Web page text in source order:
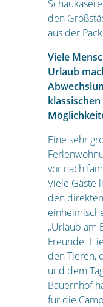
den
aus der
Viele
Urlaub
Eine sehr
vor nach
Viele Gäste
den
„Urlaub am
Freunde.
den Tieren,
und dem
Bauernhof
für die